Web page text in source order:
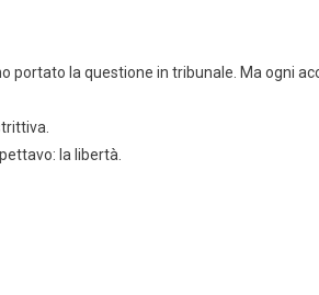
portato la questione in tribunale. Ma ogni
la libertà.